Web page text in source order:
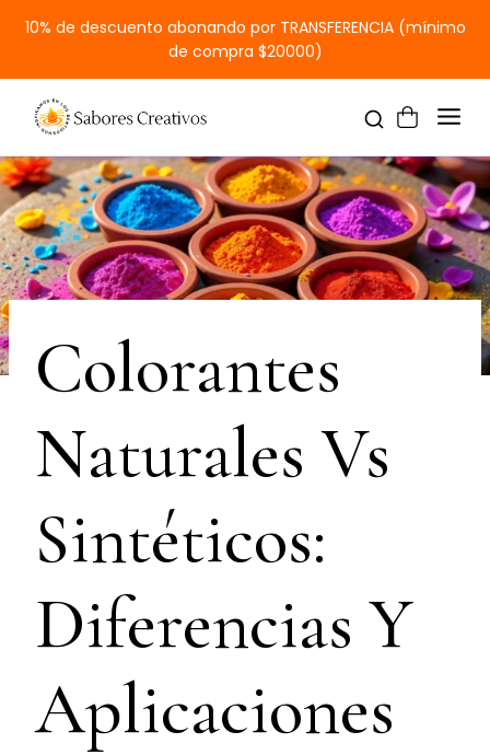
10% de descuento abonando por TRANSFERENCIA (mínimo
de compra $20000)
Colorantes
Naturales Vs
Sintéticos:
Diferencias Y
Aplicaciones